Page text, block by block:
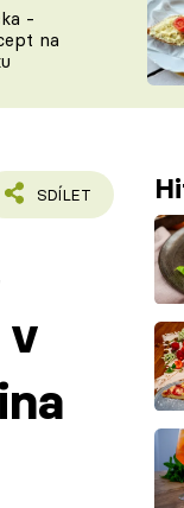
ČASOPIS
-
na
SDÍLET
v